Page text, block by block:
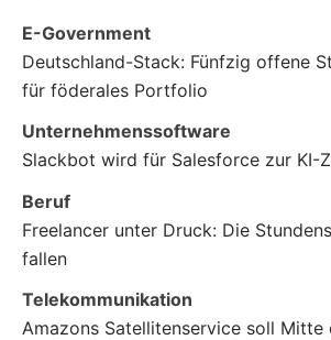
E-Government
Deutschland-Stack: Fünfzig offene
für föderales Portfolio
Unternehmenssoftware
Slackbot wird für Salesforce zur KI-
Beruf
Freelancer unter Druck: Die
fallen
Telekommunikation
Amazons Satellitenservice soll Mitte